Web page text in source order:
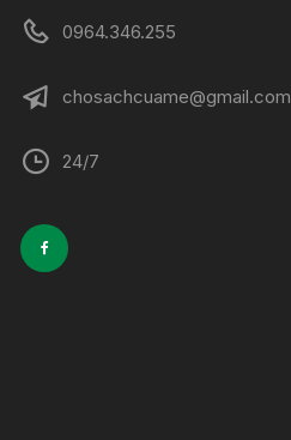
0964.346.255
chosachcuame@gmail.com
24/7